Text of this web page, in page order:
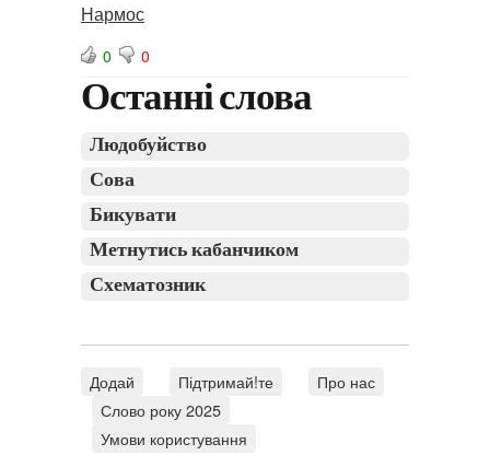
Нармос
0 0
Останні слова
Людобуйство
Сова
Бикувати
Метнутись кабанчиком
Схематозник
Додай Підтримай!те
Про нас
Слово року 2025
Умови користування